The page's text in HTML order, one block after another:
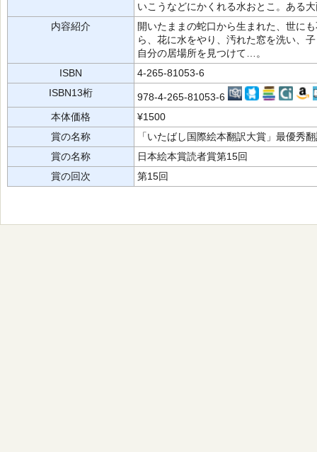
いこうなどにかくれる水おとこ。ある
内容紹介
開いたままの蛇口から生まれた、世に
ら、花に水をやり、汚れた窓を洗い、
自分の居場所を見つけて…。
ISBN
4-265-81053-6
ISBN13桁
978-4-265-81053-6
本体価格
¥1500
賞の名称
「いたばし国際絵本翻訳大賞」最優秀
賞の名称
日本絵本賞読者賞第15回
賞の回次
第15回